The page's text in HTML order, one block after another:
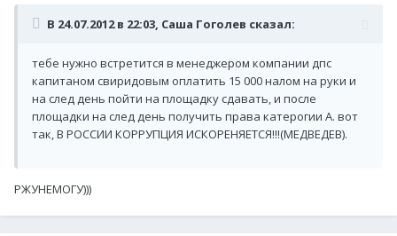
В 24.07.2012 в 22:03, Саша Гоголев сказал:
тебе нужно встретится в менеджером компании дпс
капитаном свиридовым оплатить 15 000 налом на руки и
на след день пойти на площадку сдавать, и после
площадки на след день получить права катерогии А. вот
так, В РОССИИ КОРРУПЦИЯ ИСКОРЕНЯЕТСЯ!!!(МЕДВЕДЕВ).
РЖУНЕМОГУ)))